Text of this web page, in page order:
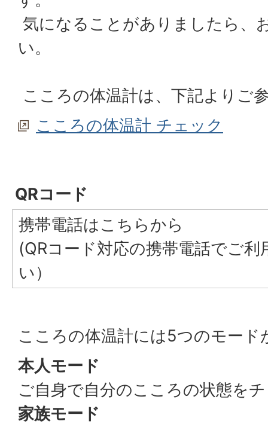
気になることがありましたら、
い。
こころの体温計は、下記よりご
こころの体温計 チェック
QRコード
携帯電話はこちらから
(QRコード対応の携帯電話でご利
い）
こころの体温計には5つのモード
本人モード
ご自身で自分のこころの状態を
家族モード